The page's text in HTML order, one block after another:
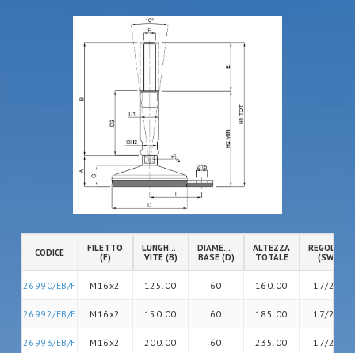
CODICE
FILETTO
(F)
LUNGHEZZA
VITE (B)
DIAMETRO
BASE (D)
ALTEZZA
TOTALE
(SW)
26990/EB/F M16x2 125.00 60 160.00 17/20
26992/EB/F M16x2 150.00 60 185.00 17/20
26993/EB/F M16x2 200.00 60 235.00 17/26